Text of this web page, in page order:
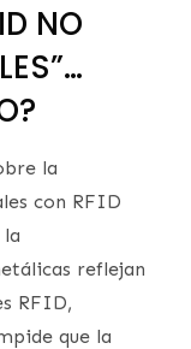
NO
la
con RFID
reflejan
RFID,
que la